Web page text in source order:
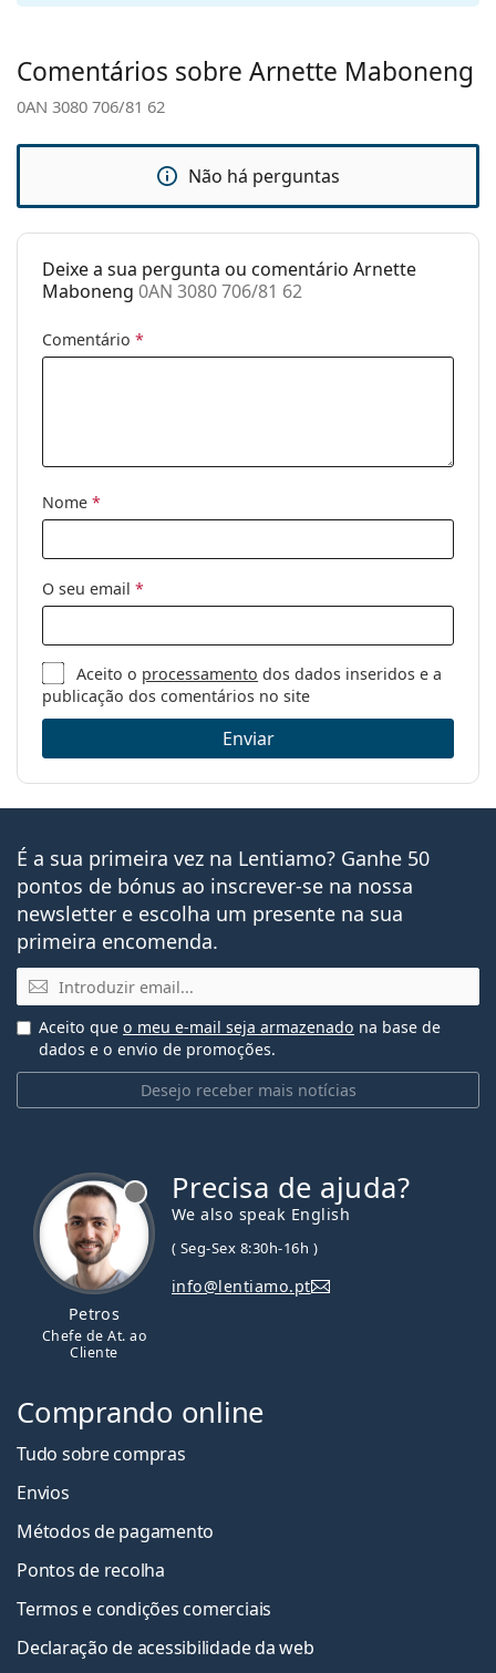
Acessórios
Estojo:
Pano de
Sim
Outros
Categoria:
Óculos de sol
Uso:
Moda
Comentários sobre Arnette Maboneng
0AN 3080 706/81 62
Não há perguntas
Deixe a sua pergunta ou comentário Arnette
Maboneng 0AN 3080 706/81 62
Comentário *
Nome *
O seu email *
Aceito o processamento dos dados inseridos e a
publicação dos comentários no site
Enviar
É a sua primeira vez na Lentiamo? Ganhe 50
pontos de bónus ao inscrever-se na nossa
newsletter e escolha um presente na sua
primeira encomenda.
Email
Desejo receber mais notícias
Aceito que o meu e-mail seja armazenado na base de
dados e o envio de promoções.
Petros
Chefe de At. ao
Cliente
Precisa de ajuda?
We also speak English
( Seg-Sex 8:30h-16h )
info@lentiamo.pt
Comprando online
Tudo sobre compras
Envios
Métodos de pagamento
Pontos de recolha
Termos e condições comerciais
Declaração de acessibilidade da web